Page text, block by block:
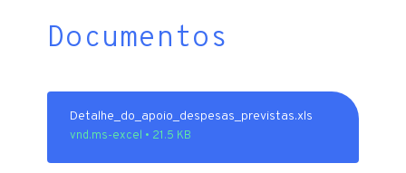
Documentos
Detalhe_do_apoio_despesas_previstas.xls
vnd.ms-excel • 21.5 KB